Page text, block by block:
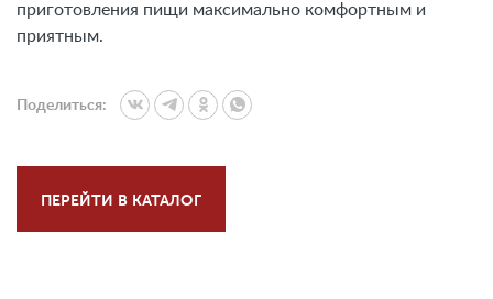
приготовления пищи максимально комфортным и
приятным.
Поделиться:
ПЕРЕЙТИ В КАТАЛОГ